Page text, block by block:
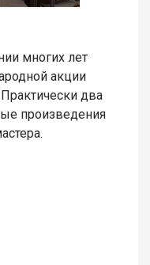
многих лет
акции
два
произведения